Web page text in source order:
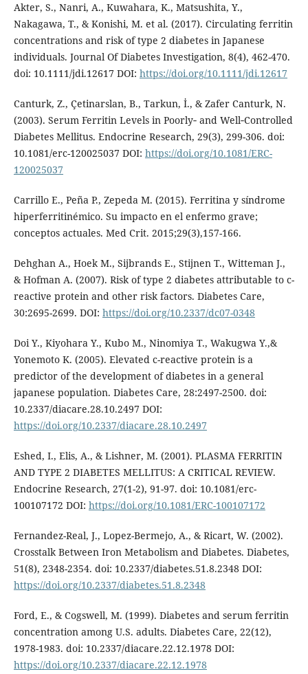
Akter, S., Nanri, A., Kuwahara, K., Matsushita, Y.,
Nakagawa, T., & Konishi, M. et al. (2017). Circulating ferritin
concentrations and risk of type 2 diabetes in Japanese
individuals. Journal Of Diabetes Investigation, 8(4), 462-470.
doi: 10.1111/jdi.12617 DOI: https://doi.org/10.1111/jdi.12617
Canturk, Z., Çetinarslan, B., Tarkun, İ., & Zafer Canturk, N.
(2003). Serum Ferritin Levels in Poorly‐ and Well‐Controlled
Diabetes Mellitus. Endocrine Research, 29(3), 299-306. doi:
10.1081/erc-120025037 DOI: https://doi.org/10.1081/ERC-
120025037
Carrillo E., Peña P., Zepeda M. (2015). Ferritina y síndrome
hiperferritinémico. Su impacto en el enfermo grave;
conceptos actuales. Med Crit. 2015;29(3),157-166.
Dehghan A., Hoek M., Sijbrands E., Stijnen T., Witteman J.,
& Hofman A. (2007). Risk of type 2 diabetes attributable to c-
reactive protein and other risk factors. Diabetes Care,
30:2695-2699. DOI: https://doi.org/10.2337/dc07-0348
Doi Y., Kiyohara Y., Kubo M., Ninomiya T., Wakugwa Y.,&
Yonemoto K. (2005). Elevated c-reactive protein is a
predictor of the development of diabetes in a general
japanese population. Diabetes Care, 28:2497-2500. doi:
10.2337/diacare.28.10.2497 DOI:
https://doi.org/10.2337/diacare.28.10.2497
Eshed, I., Elis, A., & Lishner, M. (2001). PLASMA FERRITIN
AND TYPE 2 DIABETES MELLITUS: A CRITICAL REVIEW.
Endocrine Research, 27(1-2), 91-97. doi: 10.1081/erc-
100107172 DOI: https://doi.org/10.1081/ERC-100107172
Fernandez-Real, J., Lopez-Bermejo, A., & Ricart, W. (2002).
Crosstalk Between Iron Metabolism and Diabetes. Diabetes,
51(8), 2348-2354. doi: 10.2337/diabetes.51.8.2348 DOI:
https://doi.org/10.2337/diabetes.51.8.2348
Ford, E., & Cogswell, M. (1999). Diabetes and serum ferritin
concentration among U.S. adults. Diabetes Care, 22(12),
1978-1983. doi: 10.2337/diacare.22.12.1978 DOI:
https://doi.org/10.2337/diacare.22.12.1978